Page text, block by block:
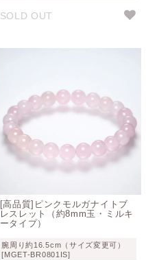
SOLD OUT
[高品質]ピンクモルガナイトブ
レスレット（約8mm玉・ミルキ
ータイプ）
腕周り約16.5cm（サイズ変更可）
[MGET-BR0801IS]